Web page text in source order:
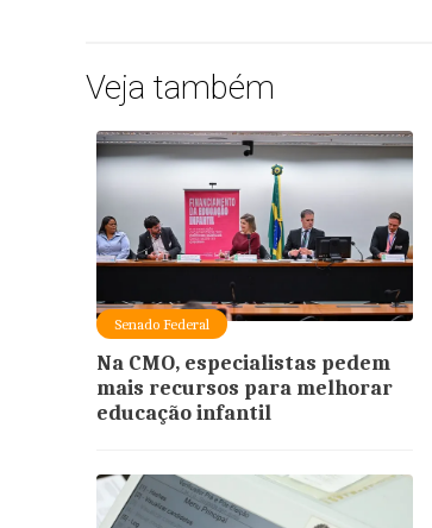
Veja também
Senado Federal
Na CMO, especialistas pedem
mais recursos para melhorar
educação infantil